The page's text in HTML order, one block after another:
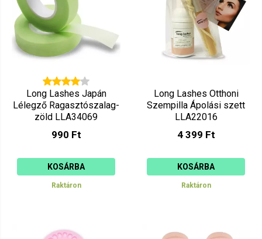
Long Lashes Japán
Lélegző Ragasztószalag-
zöld LLA34069
990 Ft
KOSÁRBA
Raktáron
Long Lashes Otthoni
Szempilla Ápolási szett
LLA22016
4 399 Ft
KOSÁRBA
Raktáron